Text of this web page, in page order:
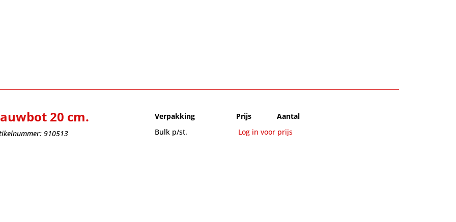
20 cm.
910513
Verpakking Prijs
Aantal
Bulk p/st.
Log in voor prijs